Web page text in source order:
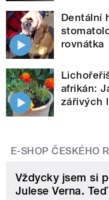
Dentální
rovnátka
afrikán:
zářivých
E-SHOP ČESKÉHO
Vždycky jsem si
Julese Verna.